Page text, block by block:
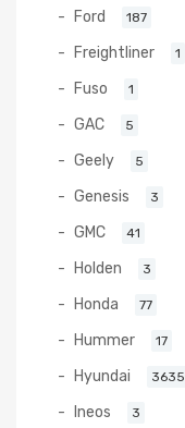
Ford 187
Freightliner 1
Fuso 1
GAC 5
Geely 5
Genesis 3
GMC 41
Holden 3
Honda 77
Hummer 17
Hyundai 3635
Ineos 3